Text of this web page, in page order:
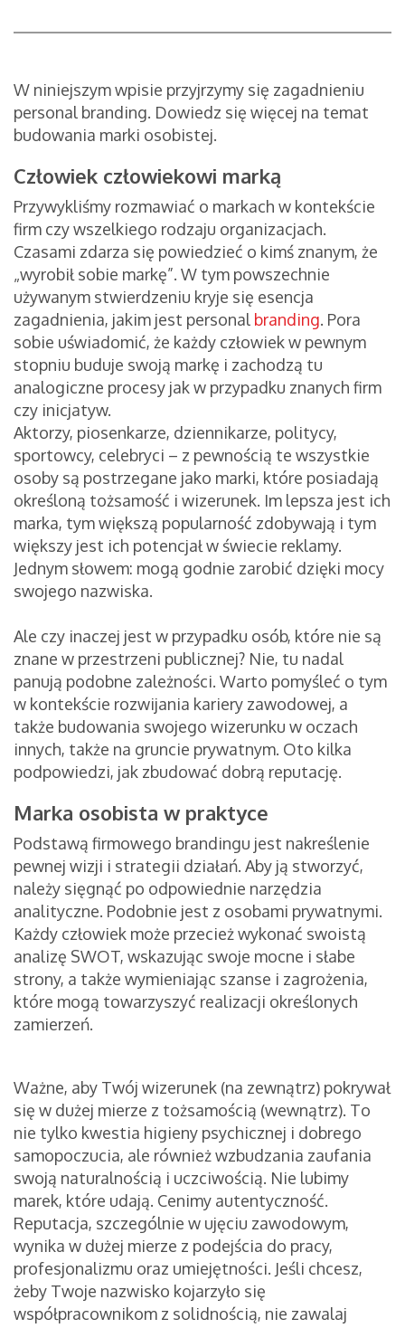
W niniejszym wpisie przyjrzymy się zagadnieniu
personal branding. Dowiedz się więcej na temat
budowania marki osobistej.
Człowiek człowiekowi marką
Przywykliśmy rozmawiać o markach w kontekście
firm czy wszelkiego rodzaju organizacjach.
Czasami zdarza się powiedzieć o kimś znanym, że
„wyrobił sobie markę”. W tym powszechnie
używanym stwierdzeniu kryje się esencja
zagadnienia, jakim jest personal branding. Pora
sobie uświadomić, że każdy człowiek w pewnym
stopniu buduje swoją markę i zachodzą tu
analogiczne procesy jak w przypadku znanych firm
czy inicjatyw.
Aktorzy, piosenkarze, dziennikarze, politycy,
sportowcy, celebryci – z pewnością te wszystkie
osoby są postrzegane jako marki, które posiadają
określoną tożsamość i wizerunek. Im lepsza jest ich
marka, tym większą popularność zdobywają i tym
większy jest ich potencjał w świecie reklamy.
Jednym słowem: mogą godnie zarobić dzięki mocy
swojego nazwiska.
Ale czy inaczej jest w przypadku osób, które nie są
znane w przestrzeni publicznej? Nie, tu nadal
panują podobne zależności. Warto pomyśleć o tym
w kontekście rozwijania kariery zawodowej, a
także budowania swojego wizerunku w oczach
innych, także na gruncie prywatnym. Oto kilka
podpowiedzi, jak zbudować dobrą reputację.
Marka osobista w praktyce
Podstawą firmowego brandingu jest nakreślenie
pewnej wizji i strategii działań. Aby ją stworzyć,
należy sięgnąć po odpowiednie narzędzia
analityczne. Podobnie jest z osobami prywatnymi.
Każdy człowiek może przecież wykonać swoistą
analizę SWOT, wskazując swoje mocne i słabe
strony, a także wymieniając szanse i zagrożenia,
które mogą towarzyszyć realizacji określonych
zamierzeń.
Ważne, aby Twój wizerunek (na zewnątrz) pokrywał
się w dużej mierze z tożsamością (wewnątrz). To
nie tylko kwestia higieny psychicznej i dobrego
samopoczucia, ale również wzbudzania zaufania
swoją naturalnością i uczciwością. Nie lubimy
marek, które udają. Cenimy autentyczność.
Reputacja, szczególnie w ujęciu zawodowym,
wynika w dużej mierze z podejścia do pracy,
profesjonalizmu oraz umiejętności. Jeśli chcesz,
żeby Twoje nazwisko kojarzyło się
współpracownikom z solidnością, nie zawalaj